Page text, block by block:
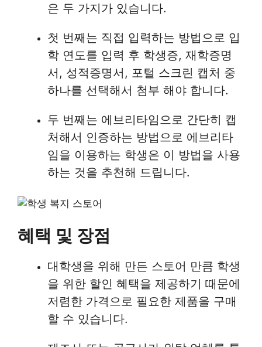
은 두 가지가 있습니다.
첫 번째는 직접 입력하는 방법으로 입
학 연도를 입력 후 학생증, 재학증명
서, 성적증명서, 포털 스크린 캡처 중
하나를 선택해서 첨부 해야 합니다.
두 번째는 에브리타임으로 간단히 캡
처해서 인증하는 방법으로 에브리타
임을 이용하는 학생은 이 방법을 사용
하는 것을 추천해 드립니다.
혜택 및 장점
대학생을 위해 만든 스토어 만큼 학생
을 위한 할인 혜택을 제공하기 때문에
저렴한 가격으로 필요한 제품을 구매
할 수 있습니다.